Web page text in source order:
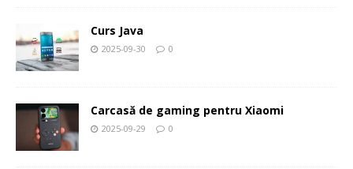
Curs Java
2025-09-30 0
Carcasă de gaming pentru Xiaomi
2025-09-29 0